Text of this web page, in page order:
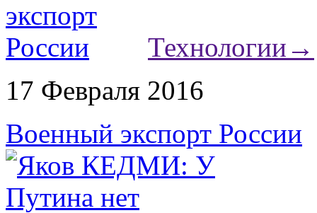
Технологии →
17 Февраля 2016
Военный экспорт России